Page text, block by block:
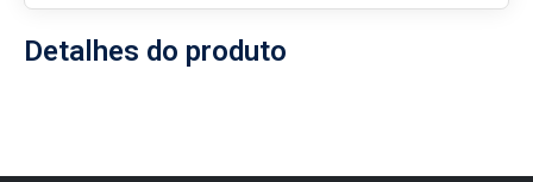
Detalhes do produto